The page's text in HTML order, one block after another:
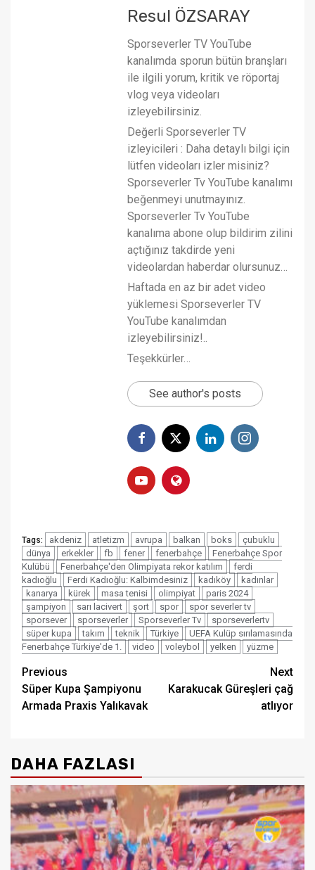
Resul ÖZSARAY
Sporseverler TV YouTube
kanalımda sporun bütün branşları
ile ilgili yorum, kritik ve röportaj
vlog veya videoları
izleyebilirsiniz.
Değerli Sporseverler TV
izleyicileri : Daha detaylı bilgi için
lütfen videoları izler misiniz?
Sporseverler Tv YouTube kanalımı
beğenmeyi unutmayınız.
Sporseverler Tv YouTube
kanalıma abone olup bildirim zilini
açtığınız takdirde yeni
videolardan haberdar olursunuz…
Haftada en az bir adet video
yüklemesi Sporseverler TV
YouTube kanalımdan
izleyebilirsiniz!..
Teşekkürler…
See author's posts
Tags: akdeniz atletizm avrupa balkan boks
çubuklu
dünya
erkekler fb fener fenerbahçe
Fenerbahçe Spor
Kulübü
Fenerbahçe'den Olimpiyata rekor katılım
ferdi
kadıoğlu
Ferdi Kadıoğlu: Kalbimdesiniz kadıköy
kadınlar
kanarya
kürek masa tenisi olimpiyat
paris 2024
şampiyon
sarı lacivert şort spor
spor severler tv
sporsever
sporseverler Sporseverler Tv
sporseverlertv
süper kupa
takım teknik Türkiye
UEFA Kulüp sırılamasında
Fenerbahçe Türkiye'de 1.
video voleybol yelken yüzme
Post
navigation
Previous
Süper Kupa Şampiyonu
Armada Praxis Yalıkavak
Next
Karakucak Güreşleri çağ
atlıyor
DAHA FAZLASI